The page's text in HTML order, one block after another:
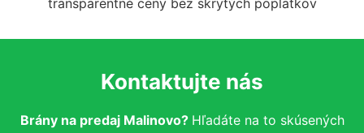
Kontaktujte nás
Brány na predaj Malinovo? Hľadáte na to skúsených